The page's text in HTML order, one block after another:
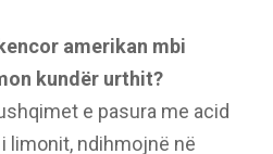
amerikan mbi
kundër urthit?
e pasura me acid
limonit, ndihmojnë në